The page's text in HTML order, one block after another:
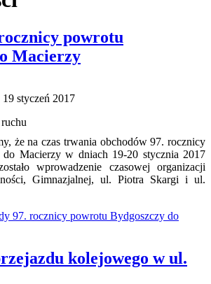
powrotu
Macierzy
styczeń 2017
że na czas trwania obchodów 97. rocznicy
Macierzy w dniach 19-20 stycznia 2017
wprowadzenie czasowej organizacji
Gimnazjalnej, ul. Piotra Skargi i ul.
97. rocznicy powrotu Bydgoszczy do
kolejowego w ul.